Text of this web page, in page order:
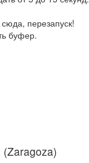
перезапуск!
буфер.